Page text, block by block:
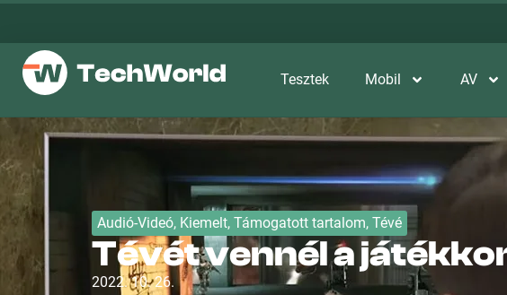
Tesztek Mobil AV
Audió-Videó, Kiemelt, Támogatott tartalom, Tévé
Tévét vennél a
2022. 10. 26.